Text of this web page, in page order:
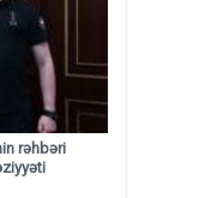
rəhbəri